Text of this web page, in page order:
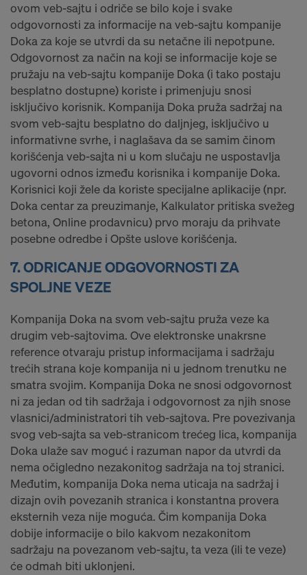
ovom veb-sajtu i odriče se bilo koje i svake
odgovornosti za informacije na veb-sajtu kompanije
Doka za koje se utvrdi da su netačne ili nepotpune.
Odgovornost za način na koji se informacije koje se
pružaju na veb-sajtu kompanije Doka (i tako postaju
besplatno dostupne) koriste i primenjuju snosi
isključivo korisnik. Kompanija Doka pruža sadržaj na
svom veb-sajtu besplatno do daljnjeg, isključivo u
informativne svrhe, i naglašava da se samim činom
korišćenja veb-sajta ni u kom slučaju ne uspostavlja
ugovorni odnos između korisnika i kompanije Doka.
Korisnici koji žele da koriste specijalne aplikacije (npr.
Doka centar za preuzimanje, Kalkulator pritiska svežeg
betona, Online prodavnicu) prvo moraju da prihvate
posebne odredbe i Opšte uslove korišćenja.
7. ODRICANJE ODGOVORNOSTI ZA
SPOLJNE VEZE
Kompanija Doka na svom veb-sajtu pruža veze ka
drugim veb-sajtovima. Ove elektronske unakrsne
reference otvaraju pristup informacijama i sadržaju
trećih strana koje kompanija ni u jednom trenutku ne
smatra svojim. Kompanija Doka ne snosi odgovornost
ni za jedan od tih sadržaja i odgovornost za njih snose
vlasnici/administratori tih veb-sajtova. Pre povezivanja
svog veb-sajta sa veb-stranicom trećeg lica, kompanija
Doka ulaže sav moguć i razuman napor da utvrdi da
nema očigledno nezakonitog sadržaja na toj stranici.
Međutim, kompanija Doka nema uticaja na sadržaj i
dizajn ovih povezanih stranica i konstantna provera
eksternih veza nije moguća. Čim kompanija Doka
dobije informacije o bilo kakvom nezakonitom
sadržaju na povezanom veb-sajtu, ta veza (ili te veze)
će odmah biti uklonjeni.